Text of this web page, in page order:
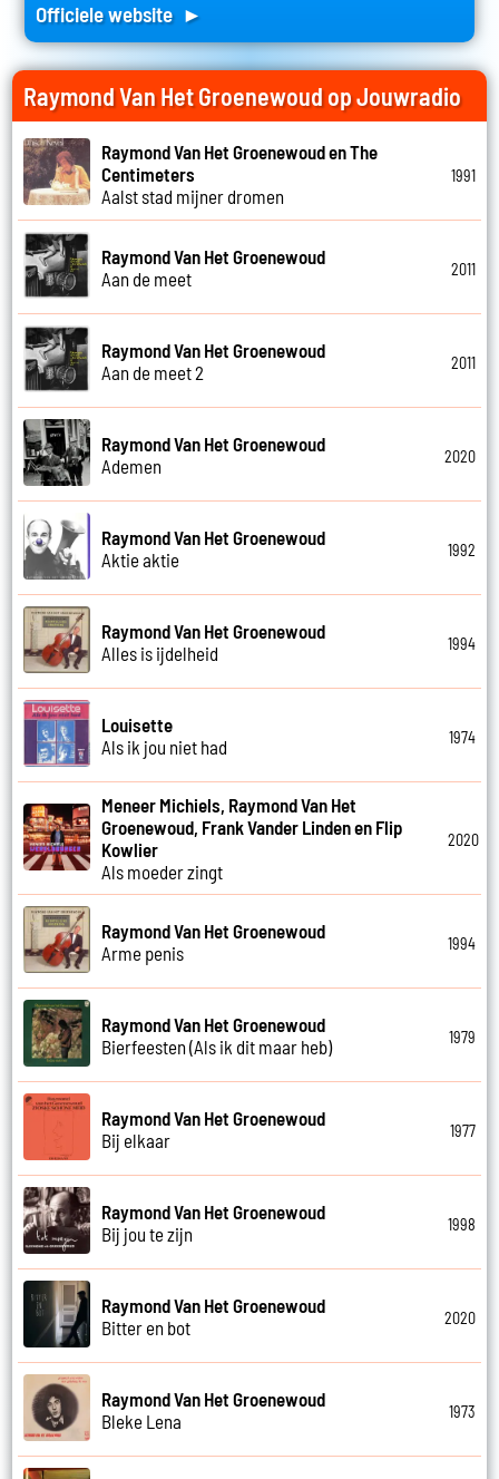
Officiele website ►
Raymond Van Het Groenewoud op Jouwradio
Raymond Van Het Groenewoud en The
Centimeters
Aalst stad mijner dromen
1991
Raymond Van Het Groenewoud
Aan de meet
2011
Raymond Van Het Groenewoud
Aan de meet 2
2011
Raymond Van Het Groenewoud
Ademen
2020
Raymond Van Het Groenewoud
Aktie aktie
1992
Raymond Van Het Groenewoud
Alles is ijdelheid
1994
Louisette
Als ik jou niet had
1974
Meneer Michiels, Raymond Van Het
Groenewoud, Frank Vander Linden en Flip
Kowlier
Als moeder zingt
2020
Raymond Van Het Groenewoud
Arme penis
1994
Raymond Van Het Groenewoud
Bierfeesten (Als ik dit maar heb)
1979
Raymond Van Het Groenewoud
Bij elkaar
1977
Raymond Van Het Groenewoud
Bij jou te zijn
1998
Raymond Van Het Groenewoud
Bitter en bot
2020
Raymond Van Het Groenewoud
Bleke Lena
1973